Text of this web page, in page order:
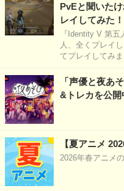
PvEと聞いた
レイしてみた
『Identity V 第
人、全くプレイ
てプレイしてみま
「声優と夜あ
&トレカを公開
【夏アニメ
2026年春アニメ